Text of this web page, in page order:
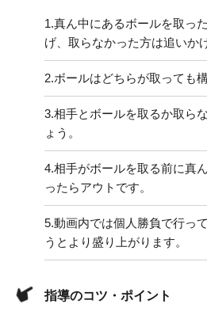
1.真ん中にあるボールを取っ
げ、取らなかった方は追いか
2.ボールはどちらが取っても
3.相手とボールを取るか取ら
ょう。
4.相手がボールを取る前に真
ったらアウトです。
5.動画内では個人勝負で行っ
うとより盛り上がります。
指導のコツ・ポイント